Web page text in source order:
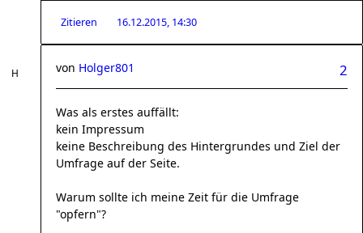
Zitieren 16.12.2015, 14:30
2
von Holger801
Was als erstes auffällt:
kein Impressum
keine Beschreibung des Hintergrundes und Ziel der
Umfrage auf der Seite.
Warum sollte ich meine Zeit für die Umfrage
"opfern"?